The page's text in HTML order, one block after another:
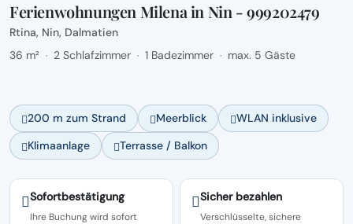
Ferienwohnungen Milena in Nin - 999202479
Rtina, Nin, Dalmatien
36 m² · 2 Schlafzimmer · 1 Badezimmer · max. 5 Gäste
200 m zum Strand Meerblick
WLAN inklusive
Klimaanlage
Terrasse / Balkon
Sofortbestätigung
Ihre Buchung wird sofort
Sicher bezahlen
Verschlüsselte, sichere